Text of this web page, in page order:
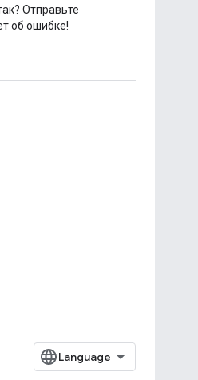
Отправьте
об ошибке!